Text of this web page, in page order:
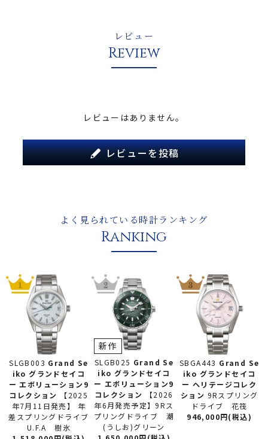
レビュー
Review
レビューはありません。
レビューを投稿
よく見られている時計ランキング
Ranking
SLGB003 Grand Se
iko グランドセイコ
ー エボリューション9
コレクション
【2025
年7月11日発売】 年
差スプリングドライブ
U.F.A 樹氷
SLGB025 Grand Se
iko グランドセイコ
ー エボリューション9
コレクション
【2026
年6月発売予定】9Rス
プリングドライブ 潮
(うしお)グリーン
新作
SBGA443 Grand Se
iko グランドセイコ
ー ヘリテージコレク
ション 9Rスプリング
ドライブ 花筏
946,000円(税込)